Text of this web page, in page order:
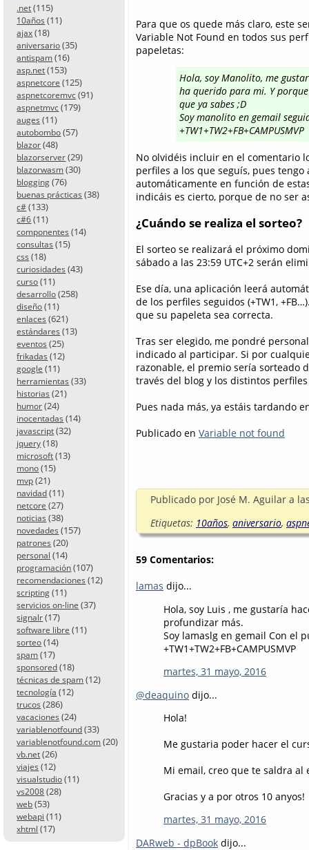
.net (115)
10años (11)
ajax (18)
aniversario (35)
antispam (16)
asp.net (153)
aspnetcore (125)
aspnetcoremvc (91)
aspnetmvc (179)
auges (11)
autobombo (57)
blazor (48)
blazorserver (29)
blazorwasm (30)
blogging (76)
buenas prácticas (38)
c# (133)
c#6 (11)
componentes (14)
consultas (15)
css (18)
curiosidades (43)
curso (11)
desarrollo (258)
diseño (11)
enlaces (621)
estándares (13)
eventos (25)
frikadas (12)
google (11)
herramientas (33)
historias (21)
humor (24)
inocentadas (14)
javascript (32)
jquery (18)
microsoft (13)
mono (15)
mvp (21)
navidad (11)
netcore (27)
noticias (38)
novedades (157)
patrones (20)
personal (14)
programación (107)
recomendaciones (12)
scripting (11)
servicios on-line (37)
signalr (17)
software libre (11)
sorteo (14)
spam (17)
sponsored (18)
técnicas de spam (12)
tecnología (12)
trucos (286)
vacaciones (24)
variablenotfound (33)
variablenotfound.com (20)
vb.net (26)
viajes (12)
visualstudio (11)
vs2008 (28)
web (53)
webapi (11)
xhtml (17)
Para que os quede más claro, este
Variable Not Found en todos sus
papeletas:
Hola, soy Manolito, me
ha querido para mi. Y
que ya sabes ;D
Soy manolito en gemail
+TW1+TW2+FB+CAMPUSMVP
No olvidéis incluir en el comentario
perfiles a los que seguís, pues
automáticamente en función de
indicáis es cierto, porque de no ser
¿Cuándo se realiza el sorteo?
El sorteo se realizará el próximo
sábado a las 23:59 UTC+2 serán
Ese día, una aplicación leerá
de los perfiles seguidos (+TW1,
que su papeleta sea correcta.
Tras ser elegido, me pondré
indicado al participar. Si por
razonable, el premio sería sorteado
través del blog y los distintos
Pues nada más, ya estáis tardando
Publicado en Variable not found
Publicado por José M. Aguilar a
Etiquetas: 10años, aniversario,
59 Comentarios:
lamas dijo...
Hola, soy Luis , me gustaría
profundizar más.
Soy lamaslg en gemail Con el
+TW1+TW2+FB+CAMPUSMVP
martes, 31 mayo, 2016
@deaquino dijo...
Hola!
Me gustaria poder hacer el
Mi email, creo que te saldra al
Gracias y a por otros 10 anyos!
martes, 31 mayo, 2016
DARweb - dpBook dijo...